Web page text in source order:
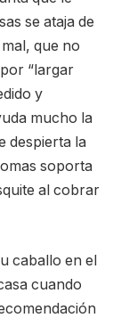
se ataja de
que no
“largar
y
mucho la
despierta la
soporta
al cobrar
caballo en el
cuando